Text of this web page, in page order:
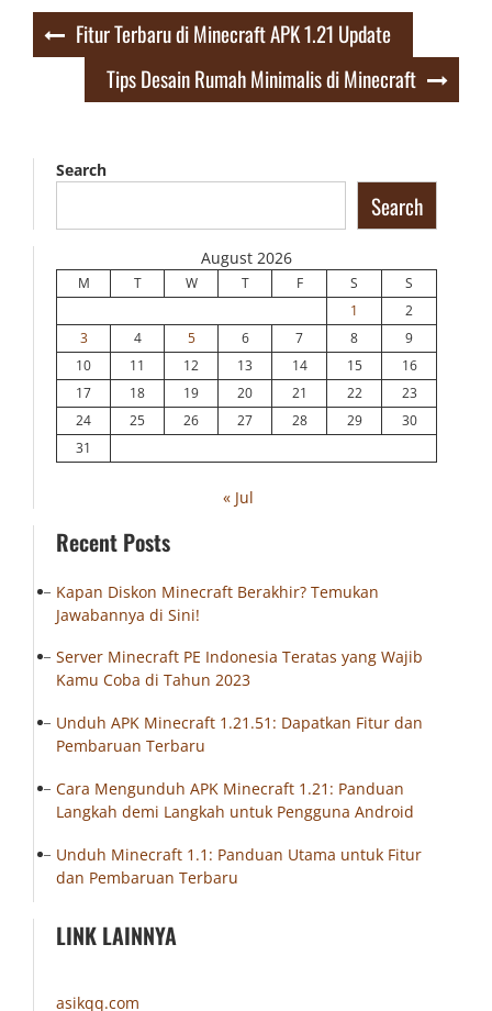
Post
navigation
Fitur Terbaru di Minecraft APK 1.21 Update
Tips Desain Rumah Minimalis di Minecraft
Search
Search
August 2026
M T W T F S
S
1
2
3
4 5 6 7 8
9
10
11 12 13 14 15
16
17
18 19 20 21 22
23
24
25 26 27 28 29
30
31
« Jul
Recent Posts
Kapan Diskon Minecraft Berakhir? Temukan
Jawabannya di Sini!
Server Minecraft PE Indonesia Teratas yang Wajib
Kamu Coba di Tahun 2023
Unduh APK Minecraft 1.21.51: Dapatkan Fitur dan
Pembaruan Terbaru
Cara Mengunduh APK Minecraft 1.21: Panduan
Langkah demi Langkah untuk Pengguna Android
Unduh Minecraft 1.1: Panduan Utama untuk Fitur
dan Pembaruan Terbaru
LINK LAINNYA
asikqq.com